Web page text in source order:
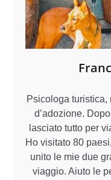
Psicologa
d’adozione.
lasciato tutto per
Ho visitato 80
unito le mie due
viaggio. Aiuto le